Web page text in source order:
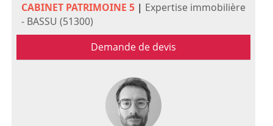
CABINET PATRIMOINE 5| Expertise immobilière
- BASSU (51300)
Demande de devis